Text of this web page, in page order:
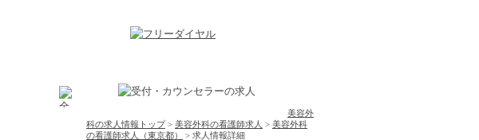
美容外
科の求人情報トップ > 美容外科の看護師求人 > 美容外科
の看護師求人（東京都）
> 求人情報詳細